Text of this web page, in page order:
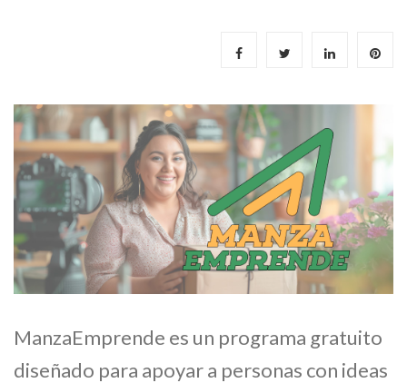
ManzaEmprende es un programa gratuito
diseñado para apoyar a personas con ideas